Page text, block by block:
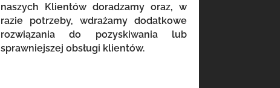
naszych Klientów doradzamy oraz, w
razie potrzeby, wdrażamy dodatkowe
rozwiązania do pozyskiwania lub
sprawniejszej obsługi klientów.